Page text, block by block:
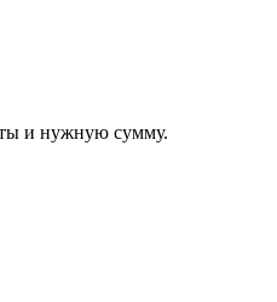
и нужную сумму.